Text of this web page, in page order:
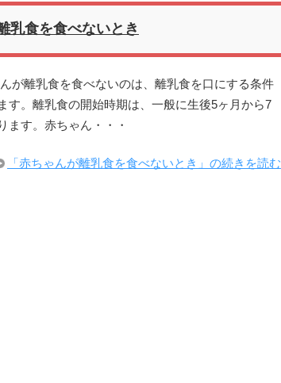
乳食を食べないとき
が離乳食を食べないのは、離乳食を口にする条件
す。離乳食の開始時期は、一般に生後5ヶ月から7
ます。赤ちゃん・・・
「赤ちゃんが離乳食を食べないとき」の続きを読む